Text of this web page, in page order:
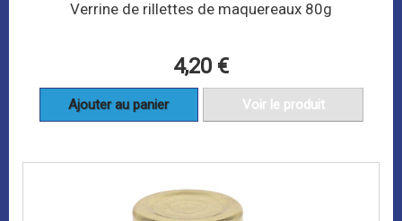
Verrine de rillettes de maquereaux 80g
4,20 €
Ajouter au panier Voir le produit